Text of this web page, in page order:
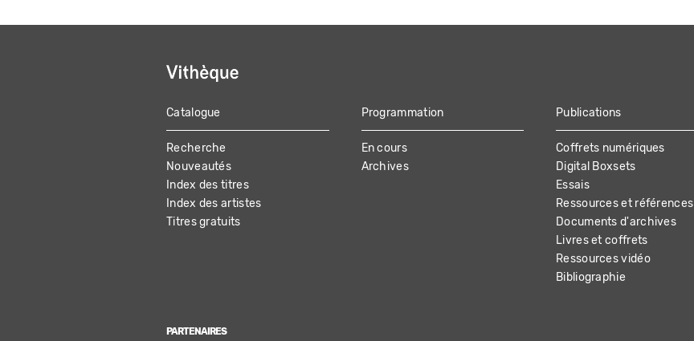
MAIN
NAVIGATION
Catalogue
Recherche
Nouveautés
Index des titres
Index des artistes
Titres gratuits
Programmation
En cours
Archives
Publications
Coffrets numériques
Digital Boxsets
Essais
Ressources et références
Documents d'archives
Livres et coffrets
Ressources vidéo
Bibliographie
PARTENAIRES